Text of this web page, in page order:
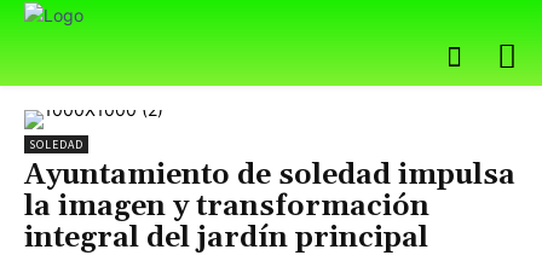
SOLEDAD
Ayuntamiento de soledad impulsa
la imagen y transformación
integral del jardín principal